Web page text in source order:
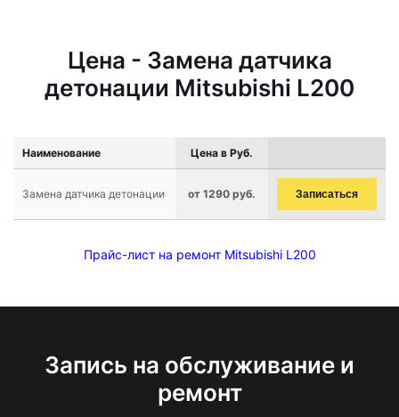
Цена - Замена датчика
детонации Mitsubishi L200
Наименование Цена в Руб.
Замена датчика детонации от 1290 руб. Записаться
Прайс-лист на ремонт Mitsubishi L200
Запись на обслуживание и
ремонт